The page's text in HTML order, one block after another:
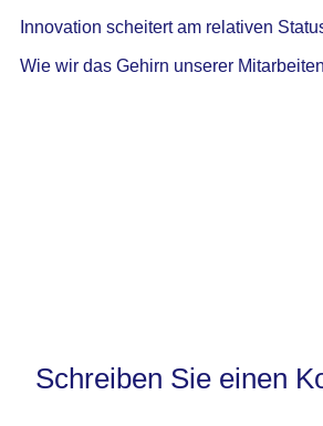
Innovation scheitert am relativen
Wie wir das Gehirn unserer
Schreiben Sie einen